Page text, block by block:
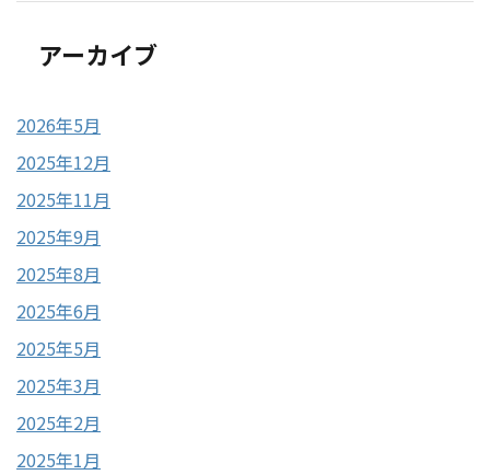
アーカイブ
2026年5月
2025年12月
2025年11月
2025年9月
2025年8月
2025年6月
2025年5月
2025年3月
2025年2月
2025年1月